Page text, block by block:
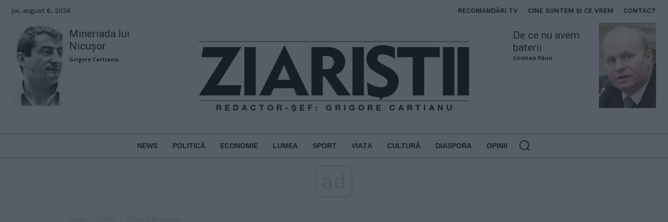
joi, august 6, 2026 RECOMANDĂRI TV CINE SUNTEM ȘI CE VREM CONTACT
Mineriada lui
Nicușor
Grigore Cartianu
De ce nu avem
baterii
Cristian Păun
NEWS POLITICĂ ECONOMIE LUMEA SPORT VIAȚA CULTURĂ DIASPORA OPINII